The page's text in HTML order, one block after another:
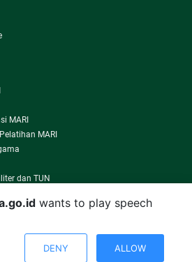
MARI
MARI
dan TUN
by yudhi.tc@gmail.com @2018
Online : Log on :
wants to play speech
DENY ALLOW